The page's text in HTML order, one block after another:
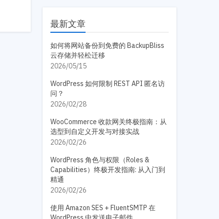
最新文章
如何将网站备份到免费的 BackupBliss
云存储并轻松迁移
2026/05/15
WordPress 如何限制 REST API 匿名访
问？
2026/02/28
WooCommerce 收款网关终极指南：从
选型到自定义开发与对接实战
2026/02/26
WordPress 角色与权限（Roles &
Capabilities）终极开发指南: 从入门到
精通
2026/02/26
使用 Amazon SES + FluentSMTP 在